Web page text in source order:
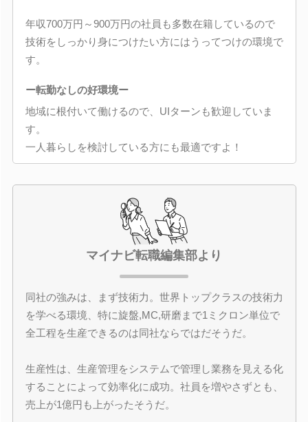
年収700万円～900万円の社員も多数在籍しているので
技術をしっかり身につけたい方にはうってつけの環境で
す。
ー転勤なしの好環境ー
地域に根付いて働けるので、UIターンも歓迎していま
す。
一人暮らしを検討している方にも最適ですよ！
マイナビ転職編集部より
同社の強みは、まず技術力。世界トップクラスの技術力
を学べる環境、特に旋盤,MC,研磨まで1ミクロン単位で
全工程を生産できるのは同社ならではだそうだ。
生産性は、生産管理をシステムで管理し業務を見える化
することによって効率化に成功。社員を増やさずとも、
売上が1億円も上がったそうだ。